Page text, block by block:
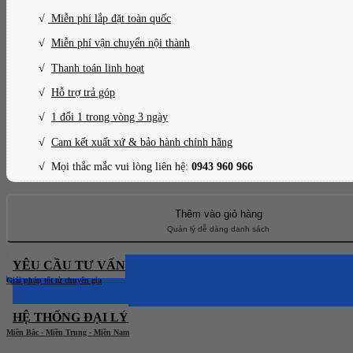
√ Miễn phí lắp đặt toàn quốc
√ Miễn phí vận chuyển nội thành
√ Thanh toán linh hoạt
√ Hỗ trợ trả góp
√ 1 đổi 1 trong vòng 3 ngày
√ Cam kết xuất xứ & bảo hành chính hãng
√ Mọi thắc mắc vui lòng liên hệ: 0943 960 966
Thêm vào giỏ hàng
YÊU CẦU TƯ VẤN
HỆ THỐNG ĐẠI LÝ